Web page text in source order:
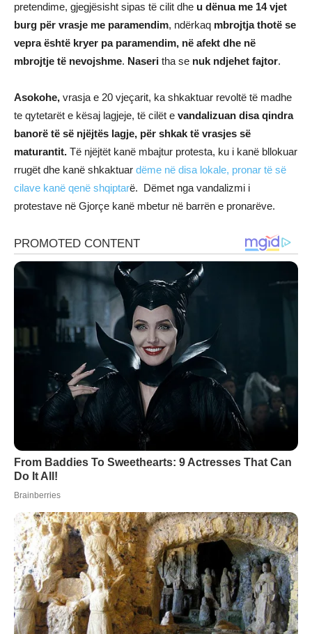
pretendime, gjegjësisht sipas të cilit dhe u dënua me 14 vjet
burg për vrasje me paramendim, ndërkaq mbrojtja thotë se
vepra është kryer pa paramendim, në afekt dhe në
mbrojtje të nevojshme. Naseri tha se nuk ndjehet fajtor.
Asokohe, vrasja e 20 vjeçarit, ka shkaktuar revoltë të madhe
te qytetarët e kësaj lagjeje, të cilët e vandalizuan disa qindra
banorë të së njëjtës lagje, për shkak të vrasjes së
maturantit. Të njëjtët kanë mbajtur protesta, ku i kanë bllokuar
rrugët dhe kanë shkaktuar dëme në disa lokale, pronar të së
cilave kanë qenë shqiptarë. Dëmet nga vandalizmi i
protestave në Gjorçe kanë mbetur në barrën e pronarëve.